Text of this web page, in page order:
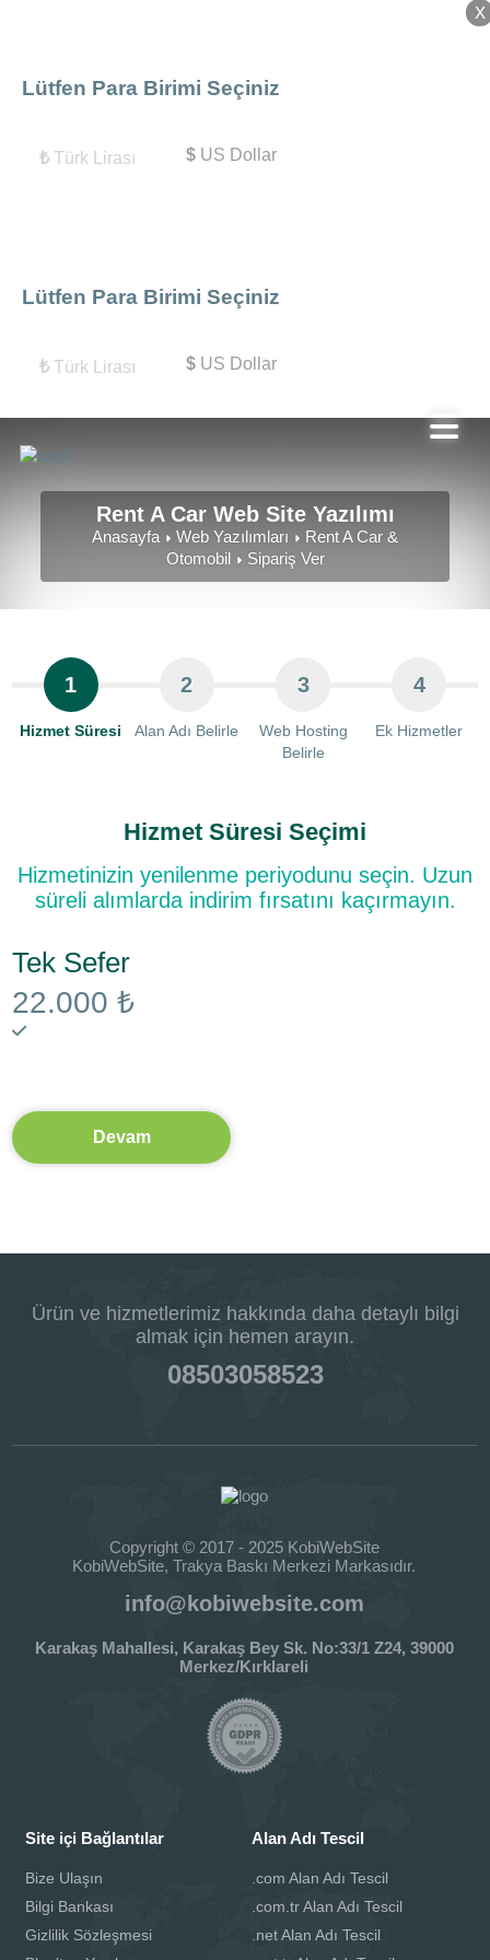
X
Lütfen Para Birimi Seçiniz
₺ Türk Lirası $US Dollar
X
Lütfen Para Birimi Seçiniz
₺ Türk Lirası $US Dollar
Rent A Car Web Site Yazılımı
Anasayfa Web Yazılımları
Rent A Car &
Otomobil
Sipariş Ver
1
Hizmet Süresi
2
Alan Adı Belirle
3
Web Hosting
Belirle
4
Ek Hizmetler
Hizmet Süresi Seçimi
Hizmetinizin yenilenme periyodunu seçin. Uzun
süreli alımlarda indirim fırsatını kaçırmayın.
Tek Sefer
22.000 ₺
Devam
Ürün ve hizmetlerimiz hakkında daha detaylı bilgi
almak için hemen arayın.
08503058523
Copyright © 2017 - 2025 KobiWebSite
KobiWebSite, Trakya Baskı Merkezi Markasıdır.
info@kobiwebsite.com
Karakaş Mahallesi, Karakaş Bey Sk. No:33/1 Z24, 39000
Merkez/Kırklareli
Site içi Bağlantılar
Bize Ulaşın
Bilgi Bankası
Gizlilik Sözleşmesi
Alan Adı Tescil
.com Alan Adı Tescil
.com.tr Alan Adı Tescil
.net Alan Adı Tescil